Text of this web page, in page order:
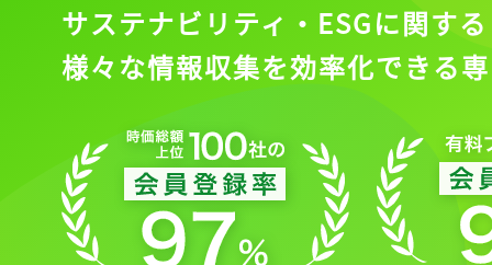
サステナビリティ・ESGに関する
様々な情報収集を効率化できる